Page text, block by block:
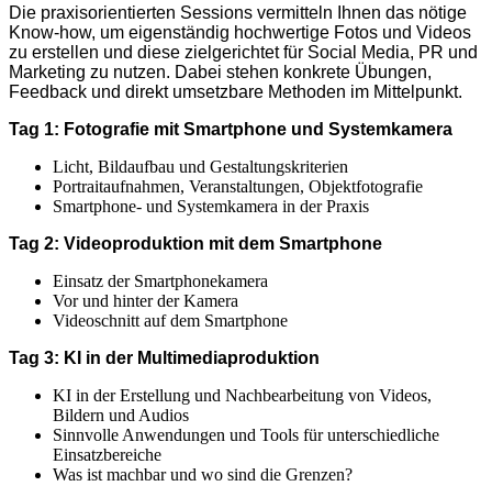
Die praxisorientierten Sessions vermitteln Ihnen das nötige
Know-how, um eigenständig hochwertige Fotos und Videos
zu erstellen und diese zielgerichtet für Social Media, PR und
Marketing zu nutzen. Dabei stehen konkrete Übungen,
Feedback und direkt umsetzbare Methoden im Mittelpunkt.
Tag 1: Fotografie mit Smartphone und Systemkamera
Licht, Bildaufbau und Gestaltungskriterien
Portraitaufnahmen, Veranstaltungen, Objektfotografie
Smartphone- und Systemkamera in der Praxis
Tag 2: Videoproduktion mit dem Smartphone
Einsatz der Smartphonekamera
Vor und hinter der Kamera
Videoschnitt auf dem Smartphone
Tag 3: KI in der Multimediaproduktion
KI in der Erstellung und Nachbearbeitung von Videos,
Bildern und Audios
Sinnvolle Anwendungen und Tools für unterschiedliche
Einsatzbereiche
Was ist machbar und wo sind die Grenzen?